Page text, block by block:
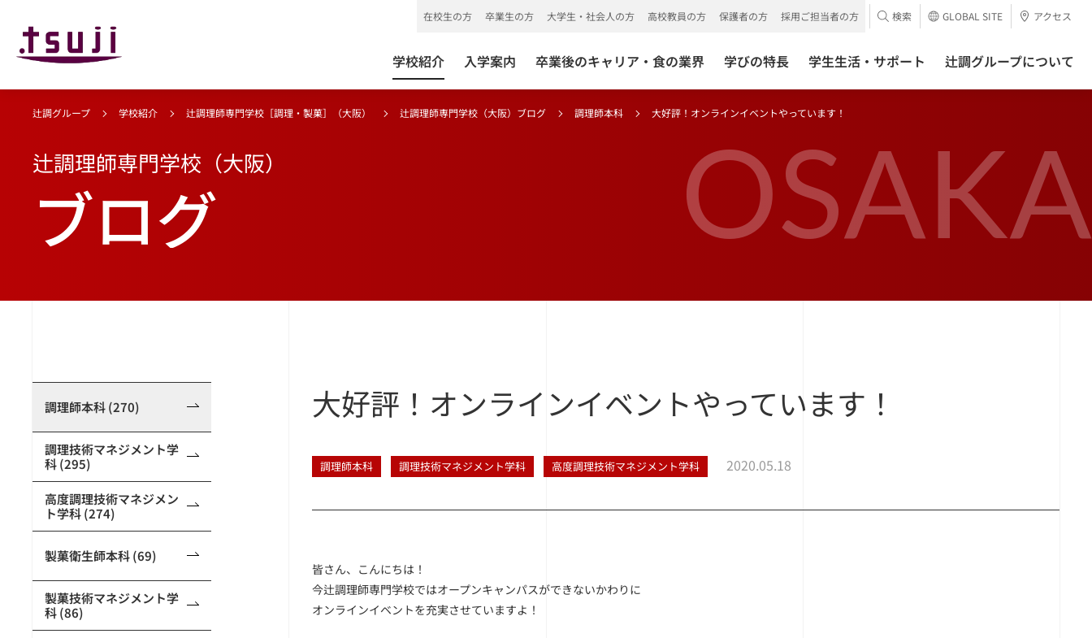
学校紹介 入学案内 卒業後のキャリア・食の業界 学びの特長 学生生活・サポート 辻調グループについて
在校生の方 卒業生の方 大学生・社会人の方 高校教員の方 保護者の方 採用ご担当者の方 検索 GLOBAL SITE アクセス
OSAKA
辻調グループ 学校紹介 辻調理師専門学校［調理・製菓］（大阪） 辻調理師専門学校（大阪）ブログ 調理師本科 大好評！オンラインイベントやっています！
辻調理師専門学校（大阪）
ブログ
調理師本科 (270)
調理技術マネジメント学
科 (295)
高度調理技術マネジメン
ト学科 (274)
製菓衛生師本科 (69)
製菓技術マネジメント学
科 (86)
大好評！オンラインイベントやっています！
調理師本科 調理技術マネジメント学科 高度調理技術マネジメント学科 2020.05.18
皆さん、こんにちは！
今辻調理師専門学校ではオープンキャンパスができないかわりに
オンラインイベントを充実させていますよ！